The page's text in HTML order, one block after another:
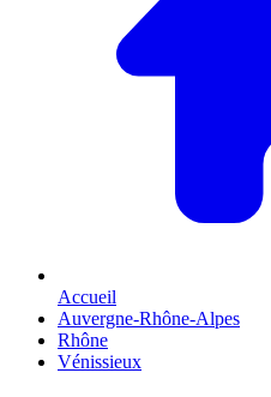
Accueil
Auvergne-Rhône-Alpes
Rhône
Vénissieux